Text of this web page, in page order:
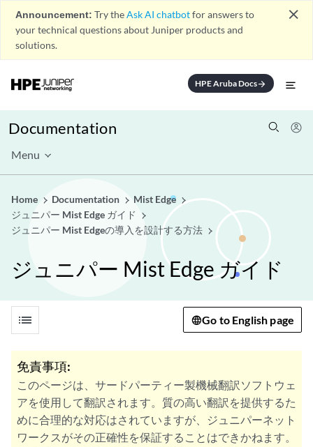
Announcement: Try theAsk AI chatbotfor answers to
your technical questions about Juniper products and
solutions.
close
HPE Aruba Docsarrow_forward
Documentation
Menu
Home Documentation
Mist Edge
ジュニパー Mist Edge ガイド
ジュニパー Mist Edgeの導入を設計する方法
ジュニパー Mist Edge ガイド
list Go to English page
免責事項:
このページは、サードパーティー製機械翻訳ソフトウェ
アを使用して翻訳されます。質の高い翻訳を提供するた
めに合理的な対応はされていますが、ジュニパーネット
ワークスがその正確性を保証することはできかねます。